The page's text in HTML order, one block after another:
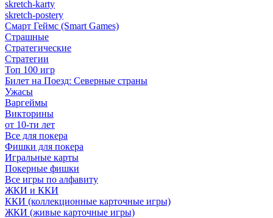
skretch-karty
skretch-postery
Смарт Геймс (Smart Games)
Страшные
Стратегические
Стратегии
Топ 100 игр
Билет на Поезд: Северные страны
Ужасы
Варгеймы
Викторины
от 10-ти лет
Все для покера
Фишки для покера
Игральные карты
Покерные фишки
Все игры по алфавиту
ЖКИ и ККИ
ККИ (коллекционные карточные игры)
ЖКИ (живые карточные игры)